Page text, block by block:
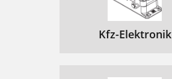
Kfz-Elektronik